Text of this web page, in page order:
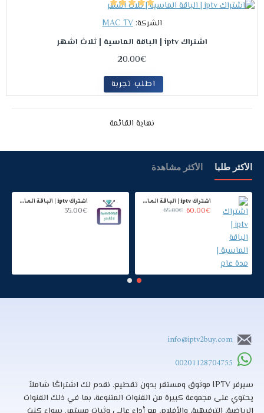
الشركة: MAC TV
اشتراك iptv | الباقة الماسية | ثلاث اشهر
20.00€
اطلب تجربة
نهاية القائمة
الأكثر طلبا الأكثر مشاهدة
اشتراك iptv | الباقة الماسية | مدة عام
60.00€
65.00€
اشتراك iptv | الباقة الماسية | ستة اشهر
35.00€
info@iptv2buy.com
00201128704755
سيرفر IPTV موثوق ومستقر بدون تقطيع. نقدم لك اشتراكًا شاملاً
يحتوي على مجموعة كبيرة من القنوات المتنوعة، بما في ذلك القنوات